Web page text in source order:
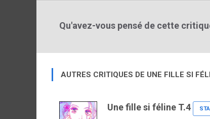
Qu'avez-vous pensé de cette
AUTRES CRITIQUES DE UNE FILLE SI
Une fille si féline T.4